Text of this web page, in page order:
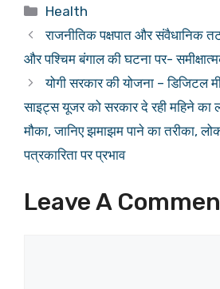
Categories
Health
राजनीतिक पक्षपात और संवैधानिक
और पश्चिम बंगाल की घटना पर-
योगी सरकार की योजना – डिजिटल
साइट्स यूजर को सरकार दे रही महिने का
मौका, जानिए झमाझम पाने का तरीका,
पत्रकारिता पर प्रभाव
Leave A